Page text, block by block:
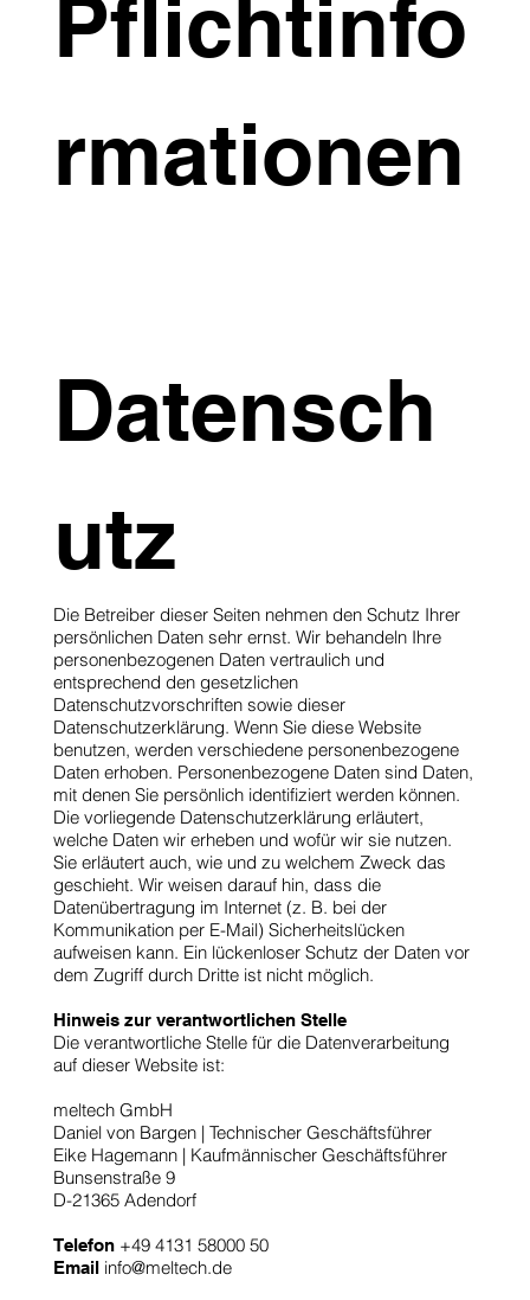
Pflichtinfo
rmationen
Datensch
utz
Die Betreiber dieser Seiten nehmen den Schutz Ihrer
persönlichen Daten sehr ernst. Wir behandeln Ihre
personenbezogenen Daten vertraulich und
entsprechend den gesetzlichen
Datenschutzvorschriften sowie dieser
Datenschutzerklärung. Wenn Sie diese Website
benutzen, werden verschiedene personenbezogene
Daten erhoben. Personenbezogene Daten sind Daten,
mit denen Sie persönlich identifiziert werden können.
Die vorliegende Datenschutzerklärung erläutert,
welche Daten wir erheben und wofür wir sie nutzen.
Sie erläutert auch, wie und zu welchem Zweck das
geschieht. Wir weisen darauf hin, dass die
Datenübertragung im Internet (z. B. bei der
Kommunikation per E-Mail) Sicherheitslücken
aufweisen kann. Ein lückenloser Schutz der Daten vor
dem Zugriff durch Dritte ist nicht möglich.
Hinweis zur verantwortlichen Stelle
Die verantwortliche Stelle für die Datenverarbeitung
auf dieser Website ist:
meltech GmbH
Daniel von Bargen | Technischer Geschäftsführer
Eike Hagemann | Kaufmännischer Geschäftsführer
Bunsenstraße 9
D-21365 Adendorf
Telefon+49 4131 58000 50
Email info@meltech.de